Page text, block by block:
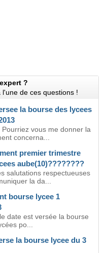
?
l'une de ces questions !
la bourse des lycees
vous me donner la
concerna...
premier trimestre
aube(10)????????
salutations respectueuses
la da...
bourse lycee 1
date est versée la bourse
po...
la bourse lycee du 3